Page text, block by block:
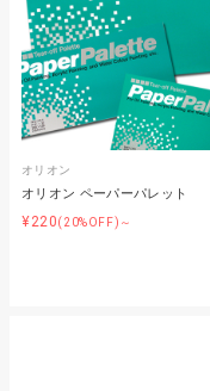
オリオン
オリオン ペーパーパレット
¥220(20%OFF)～